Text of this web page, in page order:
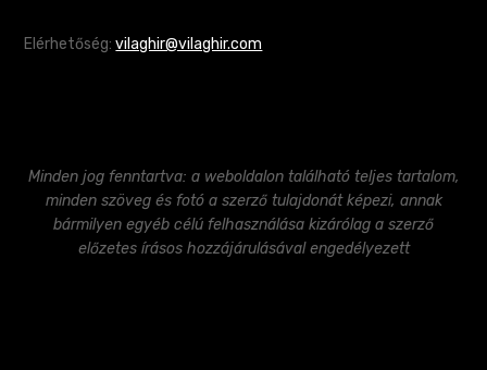
Elérhetőség:vilaghir@vilaghir.com
Minden jog fenntartva: a weboldalon található teljes tartalom,
minden szöveg és fotó a szerző tulajdonát képezi, annak
bármilyen egyéb célú felhasználása kizárólag a szerző
előzetes írásos hozzájárulásával engedélyezett